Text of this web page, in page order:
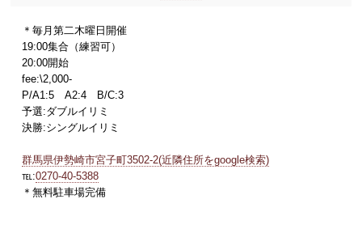
＊毎月第二木曜日開催
19:00集合（練習可）
20:00開始
fee:\2,000-
P/A1:5 A2:4 B/C:3
予選:ダブルイリミ
決勝:シングルイリミ
群馬県伊勢崎市宮子町3502-2(近隣住所をgoogle検索)
℡:0270-40-5388
＊無料駐車場完備